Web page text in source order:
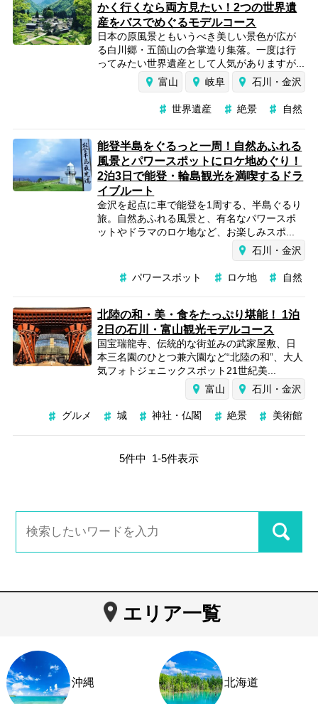
かく行くなら両方見たい！2つの世界遺
産をバスでめぐるモデルコース
日本の原風景ともいうべき美しい景色が広が
る白川郷・五箇山の合掌造り集落。一度は行
ってみたい世界遺産として人気がありますが...
富山
岐阜 石川・金沢
世界遺産 絶景 自然
能登半島をぐるっと一周！自然あふれる
風景とパワースポットにロケ地めぐり！
2泊3日で能登・輪島観光を満喫するドラ
イブルート
金沢を起点に車で能登を1周する、半島ぐるり
旅。自然あふれる風景と、有名なパワースポ
ットやドラマのロケ地など、お楽しみスポ...
石川・金沢
パワースポット ロケ地 自然
北陸の和・美・食をたっぷり堪能！ 1泊
2日の石川・富山観光モデルコース
国宝瑞龍寺、伝統的な街並みの武家屋敷、日
本三名園のひとつ兼六園など“北陸の和”、大人
気フォトジェニックスポット21世紀美...
富山
石川・金沢
グルメ 城 神社・仏閣 絶景 美術館
5件中 1-5件表示
エリア一覧
沖縄 北海道